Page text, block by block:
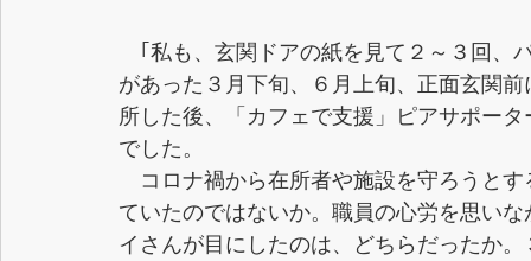
｢私も、玄関ドアの紙を見て２～３回、
があった３月下旬、６月上旬、正面玄関
所した後、「カフェで支援」ピアサポー
でした。
コロナ禍から在所者や施設を守ろうと
ていたのではないか。職員の心労を思い
イさんが目にしたのは、どちらだったか